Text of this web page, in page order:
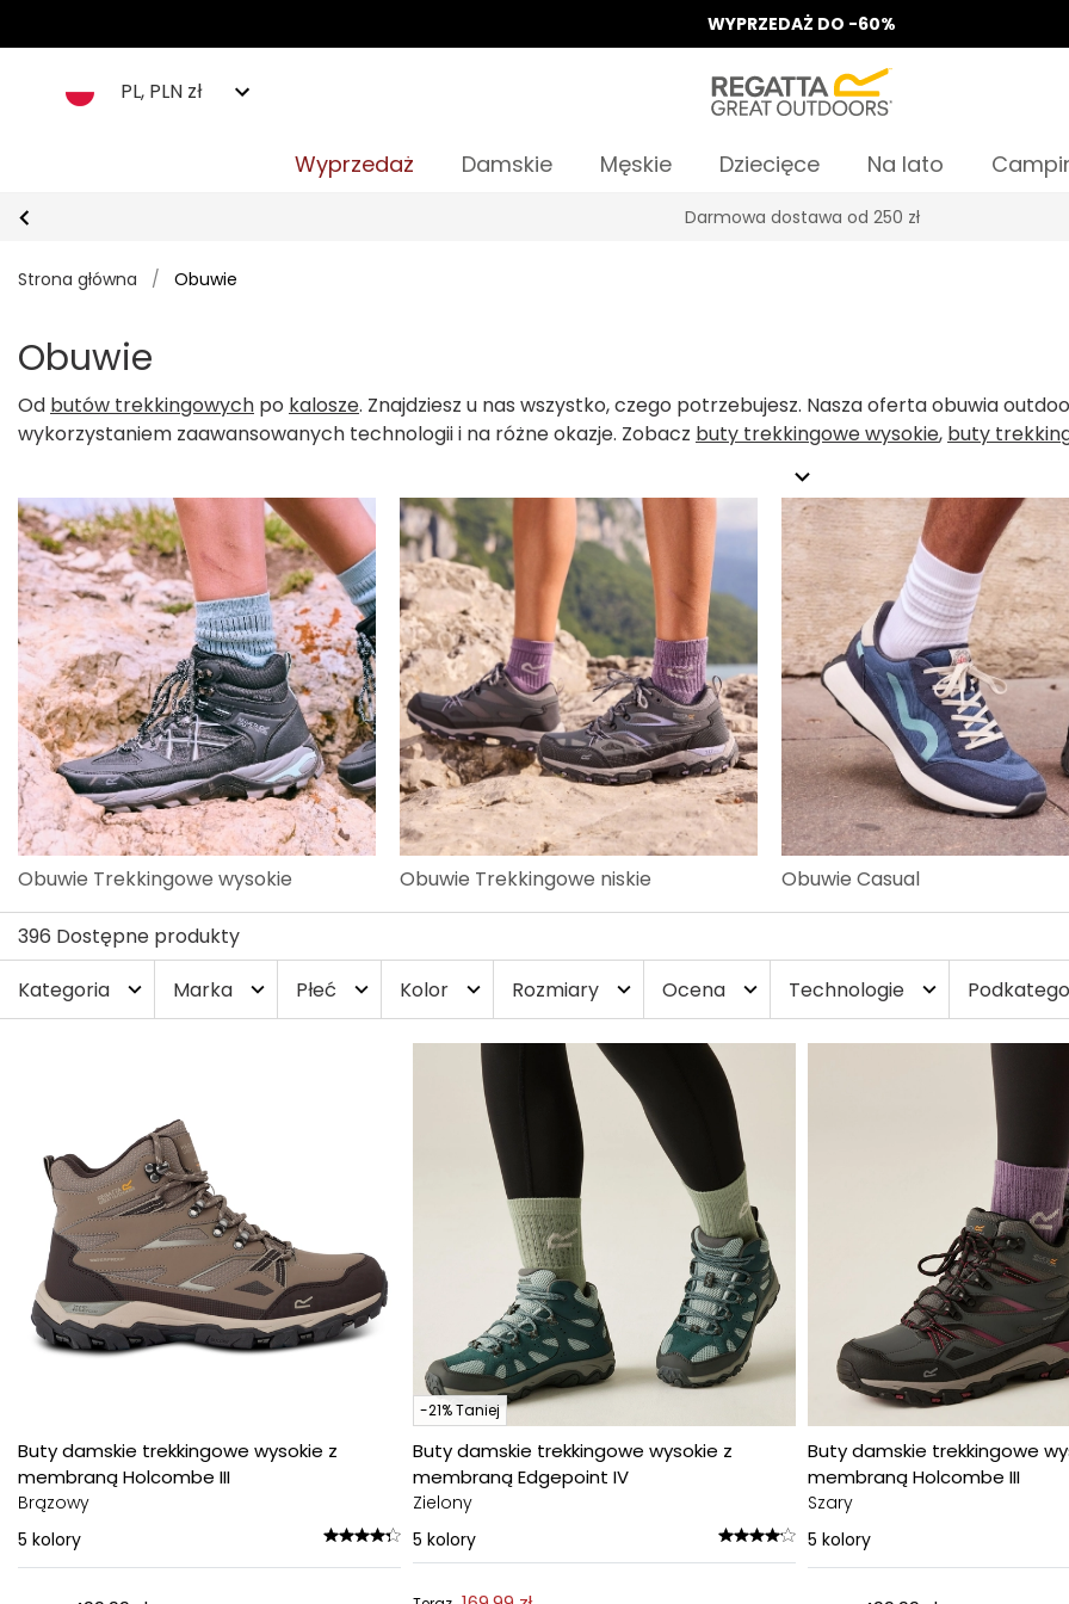
WYPRZEDAŻ DO -60%
PL, PLN zł
Wyprzedaż Damskie Męskie Dziecięce Na lato
Odbierz 15%, za zapis do Newslettera*
Strona główna / Obuwie
Obuwie
Od butów trekkingowych po kalosze. Znajdziesz u nas wszystko, czego potrzebujesz. Nasza oferta obuwia
wykorzystaniem zaawansowanych technologii i na różne okazje. Zobacz buty trekkingowe wysokie, buty
myślą o niezawodnej wydajności w każdym terenie. Sprawdź ofertę obuwia dla całej rodziny: mężczyzn, kobiet i
expand_more
Obuwie Trekkingowe wysokie Obuwie Trekkingowe niskie Obuwie Casual
396 Dostępne produkty
Kategoria
expand_more Marka expand_more Płeć expand_more Kolor expand_more Rozmiary expand_more Ocena expand_more Technologie expand_more
Buty damskie trekkingowe wysokie z
membraną Holcombe III
Brązowy
5 kolory
-21% Taniej
Buty damskie trekkingowe wysokie z
membraną Edgepoint IV
Zielony
5 kolory
Buty damskie trekkingowe
membraną Holcombe III
Szary
5 kolory